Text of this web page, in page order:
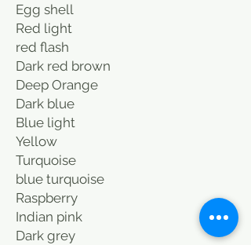
Egg shell
Red light
red flash
Dark red brown
Deep Orange
Dark blue
Blue light
Yellow
Turquoise
blue turquoise
Raspberry
Indian pink
Dark grey